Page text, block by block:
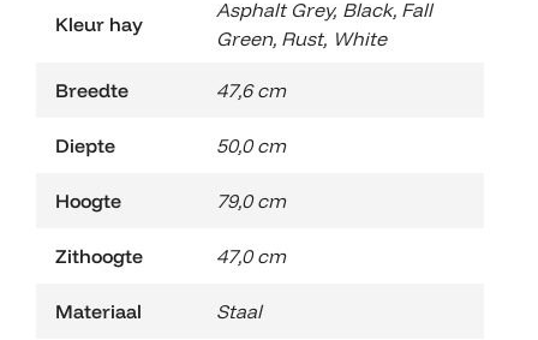
Kleur hay
Asphalt Grey, Black, Fall
Green, Rust, White
Breedte 47,6 cm
Diepte 50,0 cm
Hoogte 79,0 cm
Zithoogte 47,0 cm
Materiaal Staal